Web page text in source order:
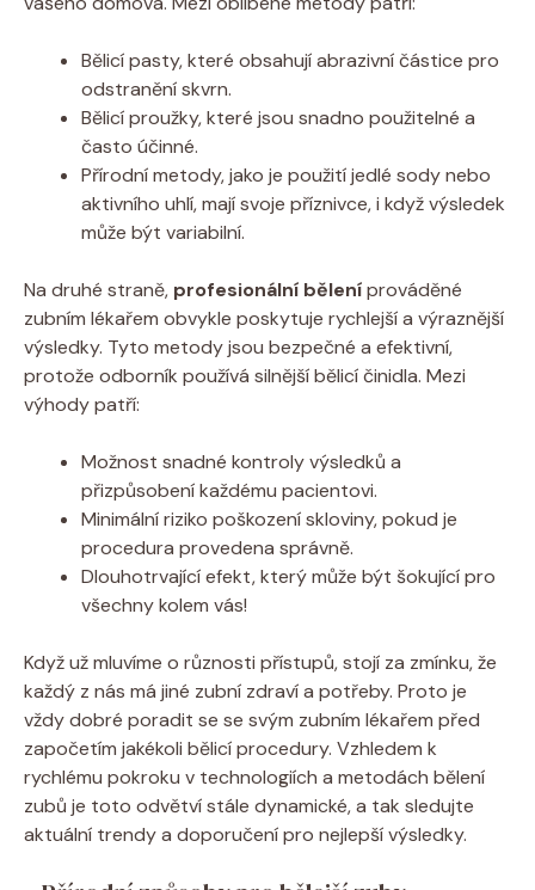
Bělicí pasty, které obsahují abrazivní částice pro
odstranění skvrn.
Bělicí proužky, které jsou snadno použitelné a
často účinné.
Přírodní metody, jako je použití jedlé sody nebo
aktivního uhlí, mají svoje příznivce, i když výsledek
může být variabilní.
Na druhé straně, profesionální běleníprováděné
zubním lékařem obvykle poskytuje rychlejší a výraznější
výsledky. Tyto metody jsou bezpečné a efektivní,
protože odborník používá silnější bělicí činidla. Mezi
výhody patří:
Možnost snadné kontroly výsledků a
přizpůsobení každému pacientovi.
Minimální riziko poškození skloviny, pokud je
procedura provedena správně.
Dlouhotrvající efekt, který může být šokující pro
všechny kolem vás!
Když už mluvíme o různosti přístupů, stojí za zmínku, že
každý z nás má jiné zubní zdraví a potřeby. Proto je
vždy dobré poradit se se svým zubním lékařem před
započetím jakékoli bělicí procedury. Vzhledem k
rychlému pokroku v technologiích a metodách bělení
zubů je toto odvětví stále dynamické, a tak sledujte
aktuální trendy a doporučení pro nejlepší výsledky.